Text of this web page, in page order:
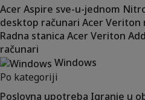
Acer Aspire sve-u-jednom
desktop računari Acer Veriton
Radna stanica Acer Veriton
računari
Windows
Po kategoriji
Poslovna upotreba Igranje u